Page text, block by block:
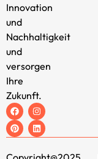
Innovation
und
Nachhaltigkeit
und
versorgen
Ihre
Zukunft.